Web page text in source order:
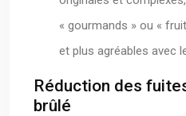
« gourmands » ou «
et plus agréables avec
Réduction des
brûlé